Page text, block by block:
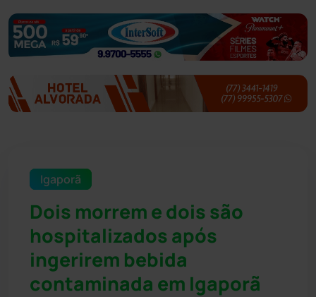
Igaporã
Dois morrem e dois são
hospitalizados após
ingerirem bebida
contaminada em Igaporã